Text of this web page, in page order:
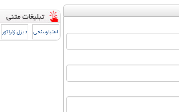
اعتبارسنجی دیزل ژنراتور